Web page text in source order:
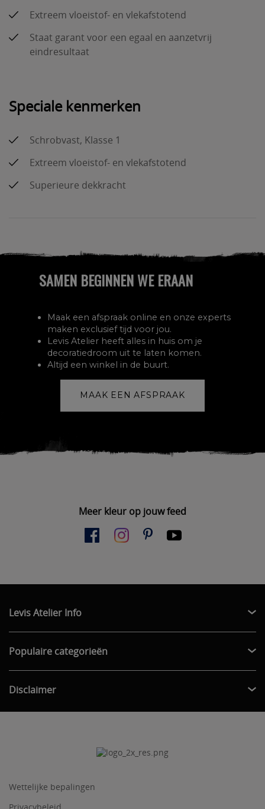
Extreem vloeistof- en vlekafstotend
Staat garant voor een egaal en aanzetvrij
eindresultaat
Speciale kenmerken
Schrobvast, Klasse 1
Extreem vloeistof- en vlekafstotend
Superieure dekkracht
SAMEN BEGINNEN WE ERAAN
Maak een afspraak online en onze experts
maken exclusief tijd voor jou.
Levis Atelier heeft alles in huis om je
decoratiedroom uit te laten komen.
Altijd een winkel in de buurt.
MAAK EEN AFSPRAAK
Meer kleur op jouw feed
Levis Atelier Info
Populaire categorieën
Disclaimer
Wettelijke bepalingen
Privacybeleid